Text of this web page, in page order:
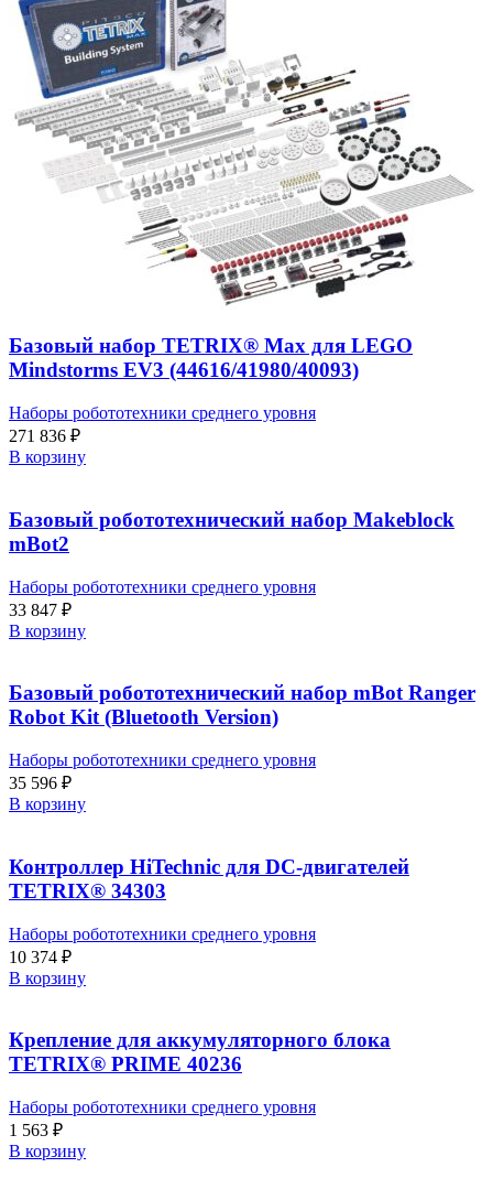
Базовый набор TETRIX® Max для LEGO
Mindstorms EV3 (44616/41980/40093)
Наборы робототехники среднего уровня
271 836 ₽
В корзину
Базовый робототехнический набор Makeblock
mBot2
Наборы робототехники среднего уровня
33 847 ₽
В корзину
Базовый робототехнический набор mBot Ranger
Robot Kit (Bluetooth Version)
Наборы робототехники среднего уровня
35 596 ₽
В корзину
Контроллер HiTechnic для DC-двигателей
TETRIX® 34303
Наборы робототехники среднего уровня
10 374 ₽
В корзину
Крепление для аккумуляторного блока
TETRIX® PRIME 40236
Наборы робототехники среднего уровня
1 563 ₽
В корзину